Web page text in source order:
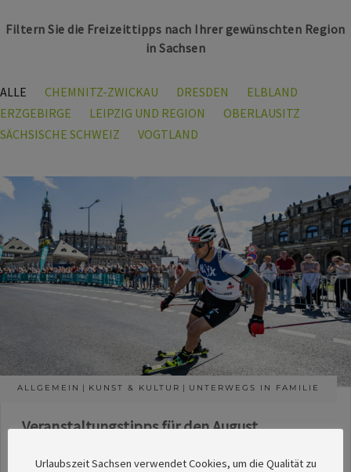
Filtern Sie die Freizeittipps nach Ihrer gewünschten Region
in Sachsen
ALLE CHEMNITZ-ZWICKAU DRESDEN
ELBLAND
ERZGEBIRGE
LEIPZIG UND REGION
OBERLAUSITZ
SÄCHSISCHE SCHWEIZ
VOGTLAND
ALLGEMEIN KUNST & KULTUR UNTERWEGS IN FAMILIE
Veranstaltungstipps für den August
Urlaubszeit Sachsen verwendet Cookies, um die Qualität zu